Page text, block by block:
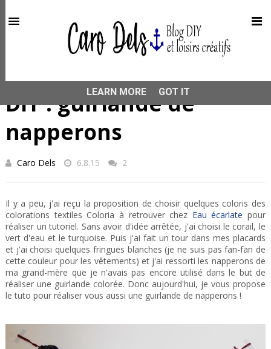
DIY : guirlande de
napperons
Caro Dels 6.8.15 2
Il y a peu, j'ai reçu la proposition de choisir quelques coloris des
colorations textiles Coloria à retrouver chez Eau écarlate pour
réaliser un tutoriel. Sans avoir d'idée arrêtée, j'ai choisi le corail, le
vert d'eau et le turquoise. Puis j'ai fait un tour dans mes placards
et j'ai choisi quelques fringues blanches (je ne suis pas fan-fan de
cette couleur pour les vêtements) et j'ai ressorti les napperons de
ma grand-mère que je n'avais pas encore utilisé dans le but de
réaliser une guirlande colorée. Donc aujourd'hui, je vous propose
le tuto pour réaliser vous aussi une guirlande de napperons !
This site uses cookies from Google to deliver its services
and to analyze traffic. Your IP address and user-agent are
shared with Google along with performance and security
metrics to ensure quality of service, generate usage
LEARN MORE
GOT IT